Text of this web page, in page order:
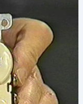
— Пойдем,
небольшое
понимаю. И